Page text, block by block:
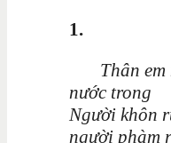
1.
Thân em
nước trong
Người khôn
người phàm